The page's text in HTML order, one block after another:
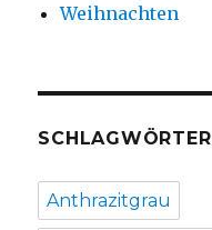
Weihnachten
SCHLAGWÖRTER
Anthrazitgrau